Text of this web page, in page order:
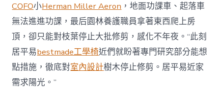
COFO小Herman Miller Aeron ，地面功課車、起落車
無法進進功課，最后園林養護職員拿著東西爬上房
頂，卻只能對枝葉停止大批修剪，感化不年夜。“此刻
居平易bestmade工學椅近們就盼著專門研究部分能想
點措施，徹底對室內設計樹木停止修剪。居平易近家
需求陽光。”